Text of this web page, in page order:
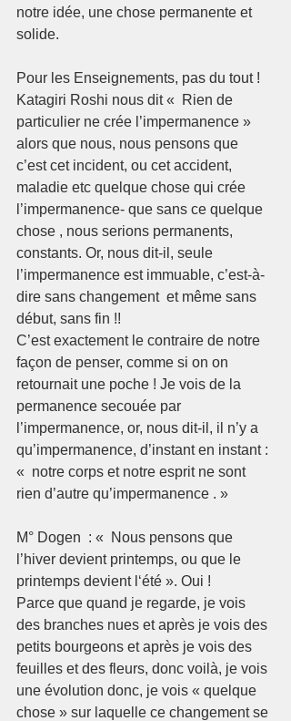
notre idée, une chose permanente et
solide.
Pour les Enseignements, pas du tout !
Katagiri Roshi nous dit «  Rien de
particulier ne crée l’impermanence »
alors que nous, nous pensons que
c’est cet incident, ou cet accident,
maladie etc quelque chose qui crée
l’impermanence- que sans ce quelque
chose , nous serions permanents,
constants. Or, nous dit-il, seule
l’impermanence est immuable, c’est-à-
dire sans changement  et même sans
début, sans fin !!
C’est exactement le contraire de notre
façon de penser, comme si on on
retournait une poche ! Je vois de la
permanence secouée par
l’impermanence, or, nous dit-il, il n’y a
qu’impermanence, d’instant en instant :
«  notre corps et notre esprit ne sont
rien d’autre qu’impermanence . »
M° Dogen  : «  Nous pensons que
l’hiver devient printemps, ou que le
printemps devient l‘été ». Oui !
Parce que quand je regarde, je vois
des branches nues et après je vois des
petits bourgeons et après je vois des
feuilles et des fleurs, donc voilà, je vois
une évolution donc, je vois « quelque
chose » sur laquelle ce changement se